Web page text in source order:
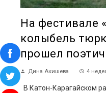
На фестивале
колыбель
прошел
Дина Акишева 4
В Катон-Карагайском